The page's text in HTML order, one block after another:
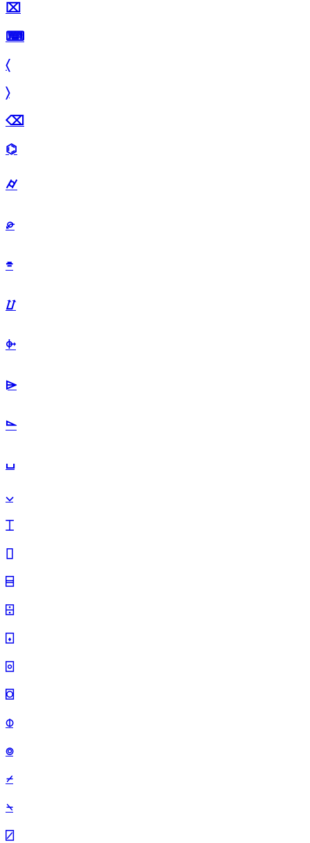
⌧
⌨
〈
〉
⌫
⌬
⌭
⌮
⌯
⌰
⌱
⌲
⌳
⌴
⌵
⌶
⌷
⌸
⌹
⌺
⌻
⌼
⌽
⌾
⌿
⍀
⍁